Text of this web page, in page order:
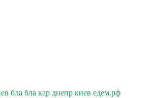
бла бла кар днепр киев едем.рф